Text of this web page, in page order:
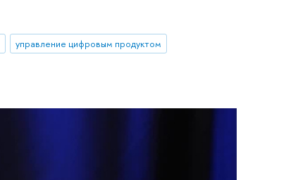
управление цифровым продуктом